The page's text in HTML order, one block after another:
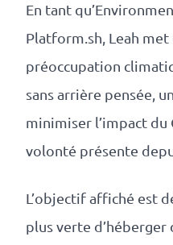
En tant
Platform.sh, Leah met
préoccupation
sans arrière pensée,
minimiser l’impact du
volonté présente
L’objectif affiché est
plus verte d’héberger